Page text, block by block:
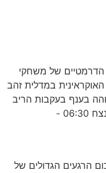
- 06:30 הסיפורים הדרמטיים של משחקי
במדלית זהב
בענף בעקבות הריב
-
- 06:30 בייג'ין: סיכום הרגעים הגדולים של